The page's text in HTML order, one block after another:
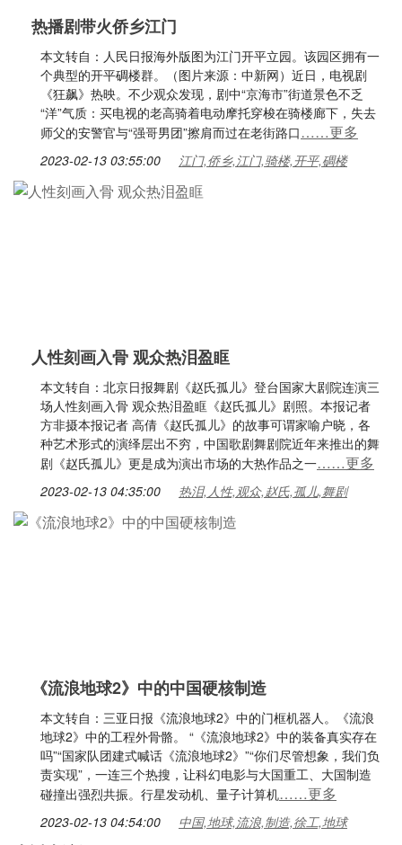
热播剧带火侨乡江门
本文转自：人民日报海外版图为江门开平立园。该园区拥有一
个典型的开平碉楼群。（图片来源：中新网）近日，电视剧
《狂飙》热映。不少观众发现，剧中“京海市”街道景色不乏
“洋”气质：买电视的老高骑着电动摩托穿梭在骑楼廊下，失去
师父的安警官与“强哥男团”擦肩而过在老街路口……更多
2023-02-13 03:55:00 江门,侨乡,江门,骑楼,开平,碉楼
人性刻画入骨 观众热泪盈眶
本文转自：北京日报舞剧《赵氏孤儿》登台国家大剧院连演三
场人性刻画入骨 观众热泪盈眶《赵氏孤儿》剧照。本报记者
方非摄本报记者 高倩《赵氏孤儿》的故事可谓家喻户晓，各
种艺术形式的演绎层出不穷，中国歌剧舞剧院近年来推出的舞
剧《赵氏孤儿》更是成为演出市场的大热作品之一……更多
2023-02-13 04:35:00 热泪,人性,观众,赵氏,孤儿,舞剧
《流浪地球2》中的中国硬核制造
本文转自：三亚日报《流浪地球2》中的门框机器人。《流浪
地球2》中的工程外骨骼。 “《流浪地球2》中的装备真实存在
吗”“国家队团建式喊话《流浪地球2》”“你们尽管想象，我们负
责实现”，一连三个热搜，让科幻电影与大国重工、大国制造
碰撞出强烈共振。行星发动机、量子计算机……更多
2023-02-13 04:54:00 中国,地球,流浪,制造,徐工,地球